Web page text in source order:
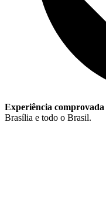
Experiência comprovada
Brasília e todo o Brasil.